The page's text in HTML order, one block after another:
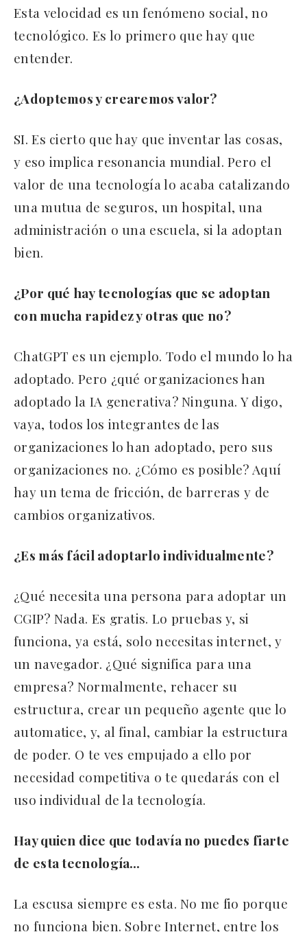
Esta velocidad es un fenómeno social, no
tecnológico. Es lo primero que hay que
entender.
¿Adoptemos y crearemos valor?
SI. Es cierto que hay que inventar las cosas,
y eso implica resonancia mundial. Pero el
valor de una tecnología lo acaba catalizando
una mutua de seguros, un hospital, una
administración o una escuela, si la adoptan
bien.
¿Por qué hay tecnologías que se adoptan
con mucha rapidez y otras que no?
ChatGPT es un ejemplo. Todo el mundo lo ha
adoptado. Pero ¿qué organizaciones han
adoptado la IA generativa? Ninguna. Y digo,
vaya, todos los integrantes de las
organizaciones lo han adoptado, pero sus
organizaciones no. ¿Cómo es posible? Aquí
hay un tema de fricción, de barreras y de
cambios organizativos.
¿Es más fácil adoptarlo individualmente?
¿Qué necesita una persona para adoptar un
CGIP? Nada. Es gratis. Lo pruebas y, si
funciona, ya está, solo necesitas internet, y
un navegador. ¿Qué significa para una
empresa? Normalmente, rehacer su
estructura, crear un pequeño agente que lo
automatice, y, al final, cambiar la estructura
de poder. O te ves empujado a ello por
necesidad competitiva o te quedarás con el
uso individual de la tecnología.
Hay quien dice que todavía no puedes fiarte
de esta tecnología…
La escusa siempre es esta. No me fio porque
no funciona bien. Sobre Internet, entre los